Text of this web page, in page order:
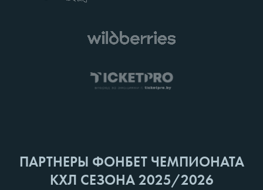
ПАРТНЕРЫ ФОНБЕТ ЧЕМПИОНАТА
КХЛ СЕЗОНА 2025/2026